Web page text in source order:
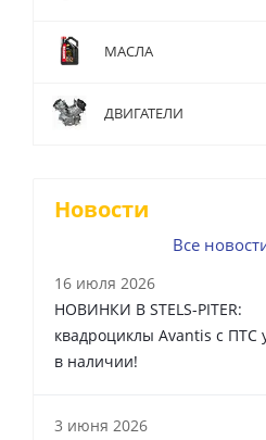
МАСЛА
ДВИГАТЕЛИ
Новости
Все
16 июля 2026
НОВИНКИ В STELS-PITER:
квадроциклы Avantis с ПТС
в наличии!
3 июня 2026